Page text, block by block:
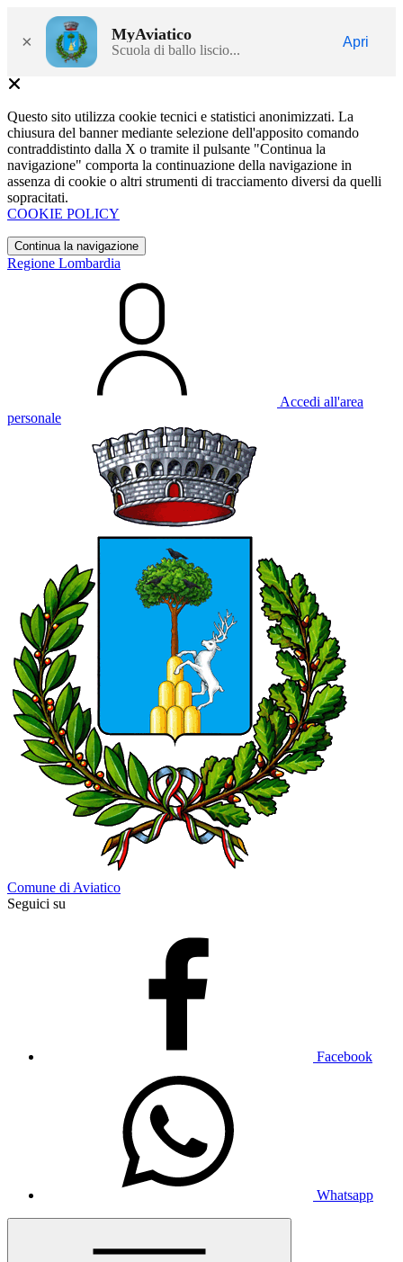
× MyAviatico
Scuola di ballo liscio...
Apri
Questo sito utilizza cookie tecnici e statistici anonimizzati. La
chiusura del banner mediante selezione dell'apposito comando
contraddistinto dalla X o tramite il pulsante "Continua la
navigazione" comporta la continuazione della navigazione in
assenza di cookie o altri strumenti di tracciamento diversi da quelli
sopracitati.
COOKIE POLICY
Continua la navigazione
Regione Lombardia
Accedi all'area
personale
Comune di Aviatico
Seguici su
Facebook
Whatsapp